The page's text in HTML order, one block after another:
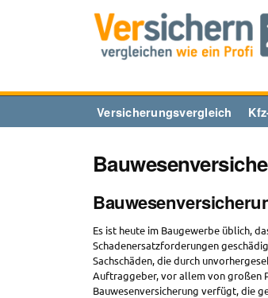
Versicherungsvergleich
Es ist heute im Baugewerbe üblich,
Schadenersatzforderungen
Sachschäden, die durch
Auftraggeber, vor allem von großen
Bauwesenversicherung verfügt, die